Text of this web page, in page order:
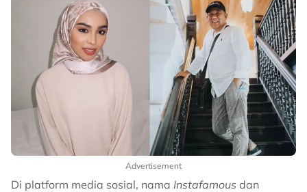
Advertisement
Di platform media sosial, nama Instafamous dan